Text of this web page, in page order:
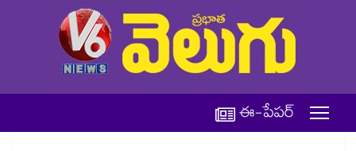
ఈ-పేపర్